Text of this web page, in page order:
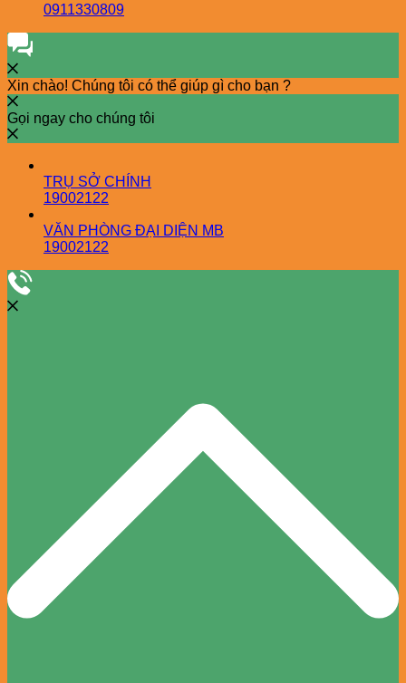
0911330809
Xin chào! Chúng tôi có thể giúp gì cho bạn ?
Gọi ngay cho chúng tôi
TRỤ SỞ CHÍNH
19002122
VĂN PHÒNG ĐẠI DIỆN MB
19002122